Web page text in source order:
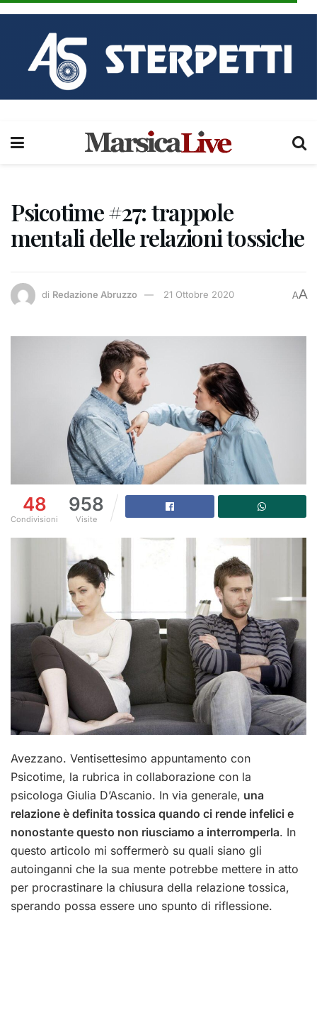
Psicotime #27: trappole
mentali delle relazioni tossiche
di Redazione Abruzzo 21 Ottobre 2020 AA
48
Condivisioni
958
Visite
Avezzano. Ventisettesimo appuntamento con
Psicotime, la rubrica in collaborazione con la
psicologa Giulia D’Ascanio. In via generale, una
relazione è definita tossica quando ci rende infelici e
nonostante questo non riusciamo a interromperla. In
questo articolo mi soffermerò su quali siano gli
autoinganni che la sua mente potrebbe mettere in atto
per procrastinare la chiusura della relazione tossica,
sperando possa essere uno spunto di riflessione.